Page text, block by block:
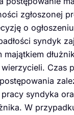
zgłoszonej
o
syndyk
majątkiem
wierzycieli. Czas
syndyka
W